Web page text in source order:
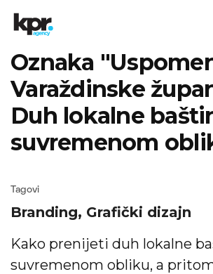
Oznaka
Varaždinske
Duh lokalne
suvremenom
Tagovi
Branding, Grafički dizajn
Kako prenijeti duh lokalne
suvremenom obliku, a